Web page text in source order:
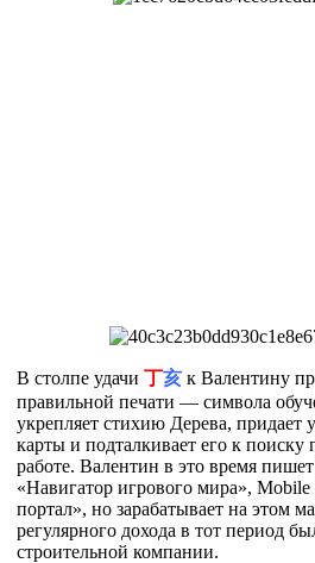
В столпе удачи 丁亥 к Валентину
правильной печати — символа
укрепляет стихию Дерева, придает
карты и подталкивает его к поиску
работе. Валентин в это время
«Навигатор игрового мира»,
портал», но зарабатывает на этом
регулярного дохода в тот период
строительной компании.